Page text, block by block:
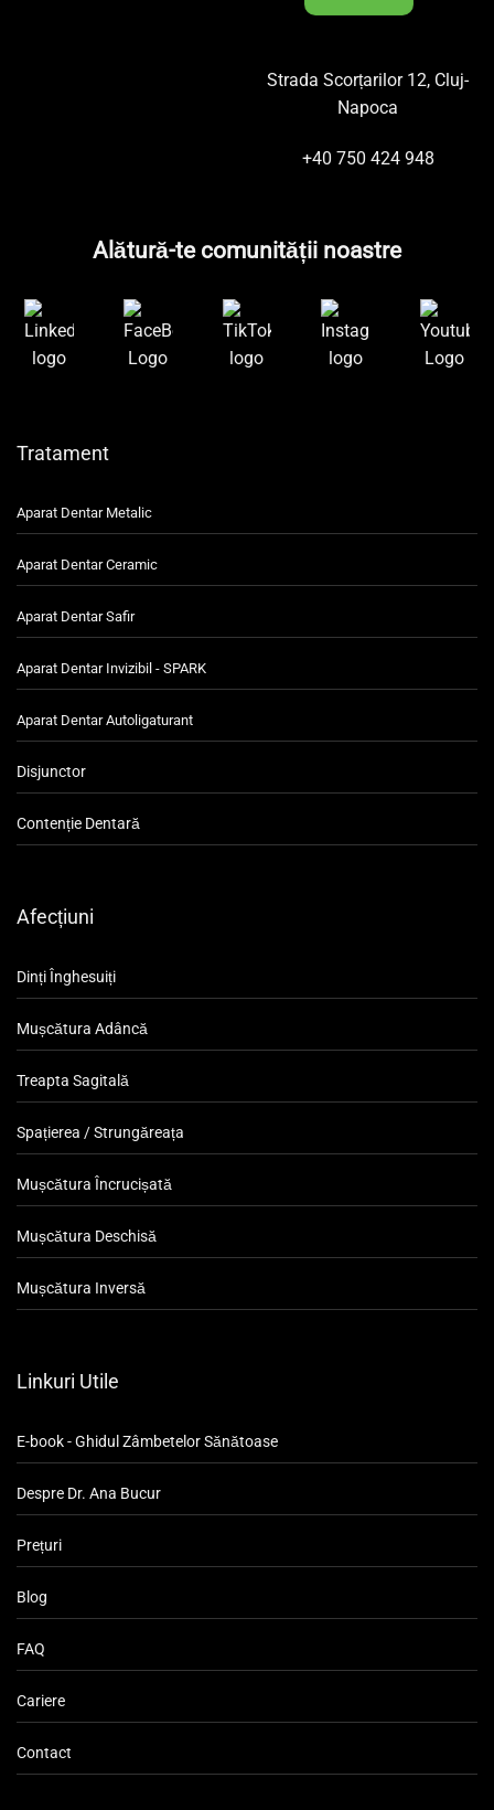
Strada Scorțarilor 12, Cluj-
Napoca
+40 750 424 948
Alătură-te comunității noastre
Tratament
Aparat Dentar Metalic
Aparat Dentar Ceramic
Aparat Dentar Safir
Aparat Dentar Invizibil - SPARK
Aparat Dentar Autoligaturant
Disjunctor
Contenție Dentară
Afecțiuni
Dinți Înghesuiți
Mușcătura Adâncă
Treapta Sagitală
Spațierea / Strungăreața
Mușcătura Încrucișată
Mușcătura Deschisă
Mușcătura Inversă
Linkuri Utile
E-book - Ghidul Zâmbetelor Sănătoase
Despre Dr. Ana Bucur
Prețuri
Blog
FAQ
Cariere
Contact